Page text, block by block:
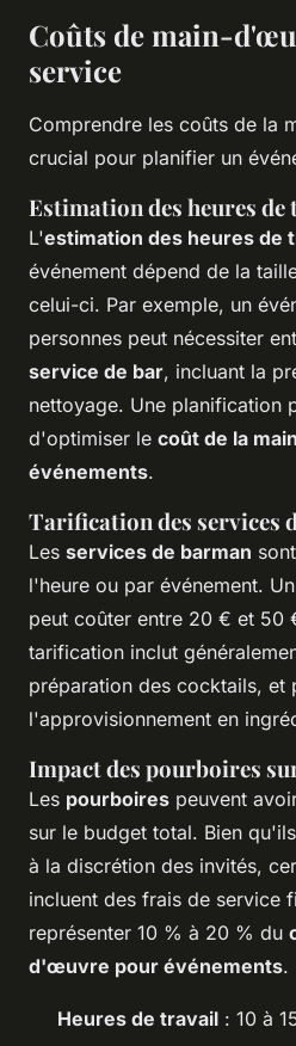
Coûts de main-
service
Comprendre les coûts de la
crucial pour planifier un
Estimation des heures de
L'estimation des heures de
événement dépend de la
celui-ci. Par exemple, un
personnes peut nécessiter
service de bar, incluant la
nettoyage. Une planification
d'optimiser le coût de la
événements.
Tarification des services
Les services de barman
l'heure ou par événement.
peut coûter entre 20 € et 50
tarification inclut
préparation des cocktails, et
l'approvisionnement en
Impact des pourboires
Les pourboires peuvent
sur le budget total. Bien
à la discrétion des invités,
incluent des frais de service
représenter 10 % à 20 % du
d'œuvre pour événements.
Heures de travail : 10 à